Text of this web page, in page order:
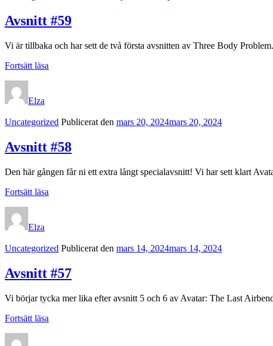
Avsnitt #59
Vi är tillbaka och har sett de två första avsnitten av Three Body
Fortsätt läsa
Elza
Kategorilänkar
Uncategorized Publicerat den mars 20, 2024mars 20, 2024
Avsnitt #58
Den här gången får ni ett extra långt specialavsnitt! Vi har sett klart
Fortsätt läsa
Elza
Kategorilänkar
Uncategorized Publicerat den mars 14, 2024mars 14, 2024
Avsnitt #57
Vi börjar tycka mer lika efter avsnitt 5 och 6 av Avatar: The Last
Fortsätt läsa